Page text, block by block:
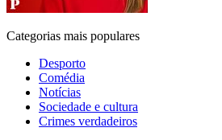
Categorias mais populares
Desporto
Comédia
Notícias
Sociedade e cultura
Crimes verdadeiros